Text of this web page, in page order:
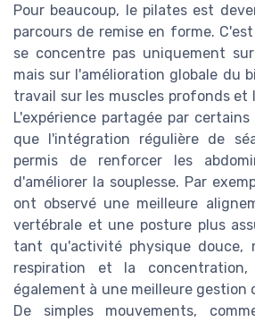
Pour beaucoup, le pilates est
parcours de remise en forme.
se concentre pas uniquement
mais sur l'amélioration globale du
travail sur les muscles profonds et
L'expérience partagée par
que l'intégration régulière de
permis de renforcer les
d'améliorer la souplesse. Par
ont observé une meilleure
vertébrale et une posture plus
tant qu'activité physique douce,
respiration et la
également à une meilleure gestion
De simples mouvements,